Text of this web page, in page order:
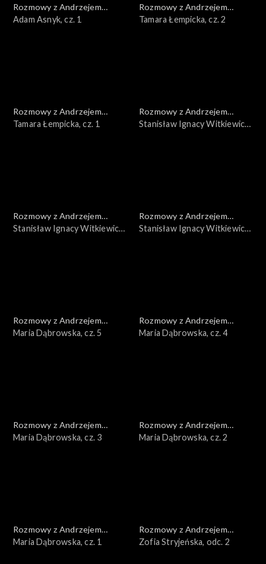
Rozmowy z Andrzejem
Doboszem
Adam Asnyk, cz. 1
Rozmowy z Andrzejem
Doboszem
Tamara Łempicka, cz. 2
Rozmowy z Andrzejem
Doboszem
Tamara Łempicka, cz. 1
Rozmowy z Andrzejem
Doboszem
Stanisław Ignacy Witkiewicz,
Rozmowy z Andrzejem
Doboszem
Stanisław Ignacy Witkiewicz,
Rozmowy z Andrzejem
Doboszem
Stanisław Ignacy Witkiewicz,
Rozmowy z Andrzejem
Doboszem
Maria Dąbrowska, cz. 5
Rozmowy z Andrzejem
Doboszem
Maria Dąbrowska, cz. 4
Rozmowy z Andrzejem
Doboszem
Maria Dąbrowska, cz. 3
Rozmowy z Andrzejem
Doboszem
Maria Dąbrowska, cz. 2
Rozmowy z Andrzejem
Doboszem
Maria Dąbrowska, cz. 1
Rozmowy z Andrzejem
Doboszem
Zofia Stryjeńska, odc. 2